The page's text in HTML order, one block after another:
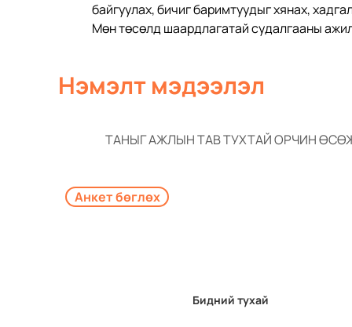
байгуулах, бичиг баримтуудыг хянах,
Мөн төсөлд шаардлагатай судалгааны
Нэмэлт мэдээлэл
ТАНЫГ АЖЛЫН ТАВ ТУХТАЙ ОРЧИН
Анкет бөглөх
Бидний тухай